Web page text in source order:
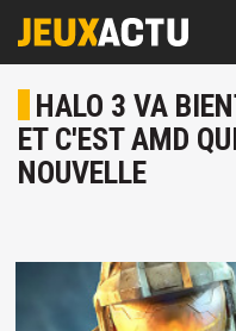
HALO 3 VA
ET C'EST AMD
NOUVELLE